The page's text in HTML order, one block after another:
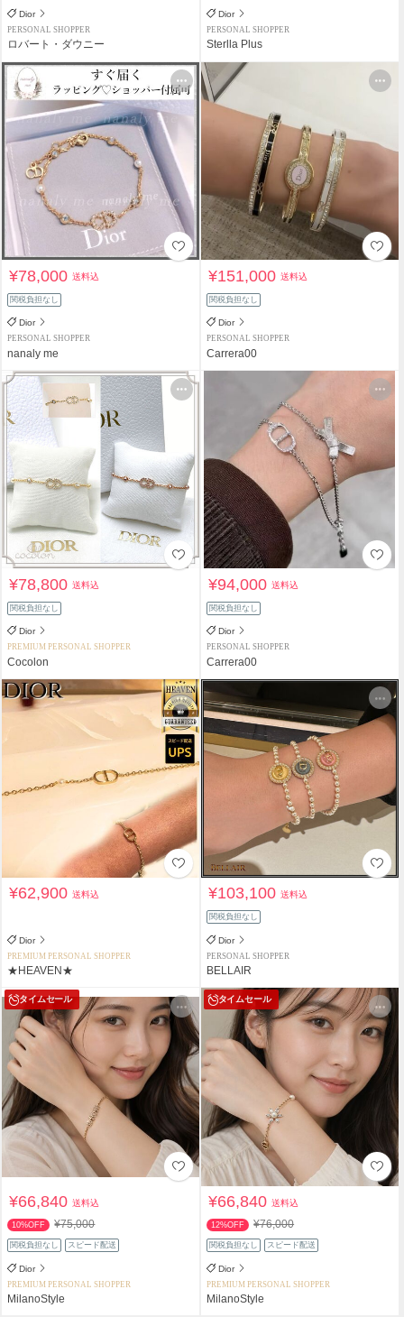
Dior
PERSONAL SHOPPER
ロバート・ダウニー
Dior
PERSONAL SHOPPER
Sterlla Plus
¥78,000送料込
関税負担なし
Dior
PERSONAL SHOPPER
nanaly me
¥151,000送料込
関税負担なし
Dior
PERSONAL SHOPPER
Carrera00
¥78,800送料込
関税負担なし
Dior
PREMIUM PERSONAL SHOPPER
Cocolon
¥94,000送料込
関税負担なし
Dior
PERSONAL SHOPPER
Carrera00
¥62,900送料込
Dior
PREMIUM PERSONAL SHOPPER
★HEAVEN★
¥103,100送料込
関税負担なし
Dior
PERSONAL SHOPPER
BELLAIR
タイムセール
¥66,840送料込
10%OFF ¥75,000
関税負担なし スピード配送
Dior
PREMIUM PERSONAL SHOPPER
MilanoStyle
タイムセール
¥66,840送料込
12%OFF ¥76,000
関税負担なし スピード配送
Dior
PREMIUM PERSONAL SHOPPER
MilanoStyle